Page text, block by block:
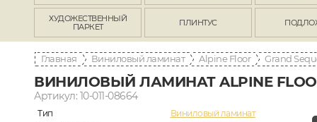
ХУДОЖЕСТВЕННЫЙ
ПАРКЕТ
ПЛИНТУС
Главная Виниловый ламинат Alpine Floor Grand
ВИНИЛОВЫЙ ЛАМИНАТ ALPINE
Артикул: 10-011-08664
Тип
Виниловый ламинат